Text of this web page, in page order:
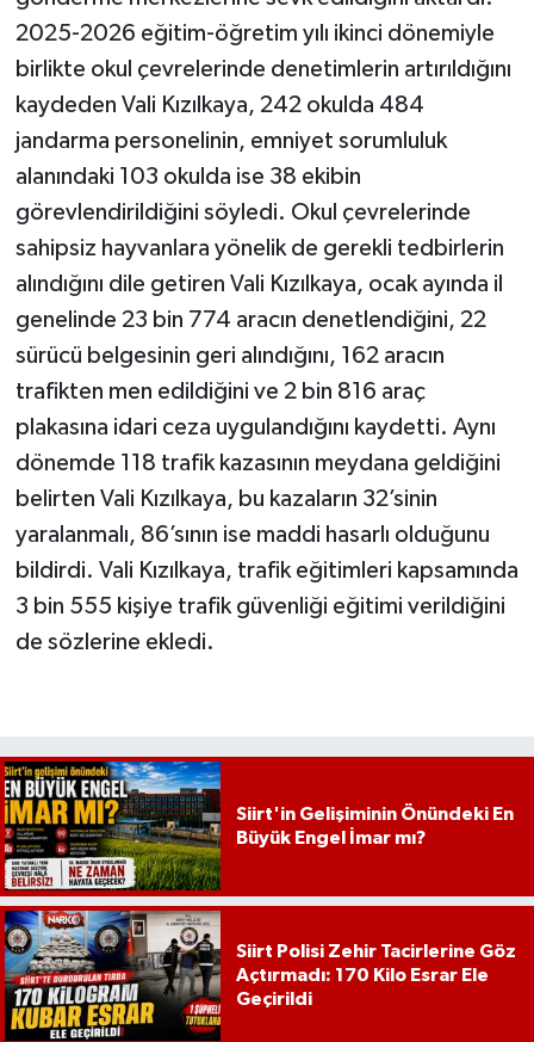
2025-2026 eğitim-öğretim yılı ikinci dönemiyle
birlikte okul çevrelerinde denetimlerin artırıldığını
kaydeden Vali Kızılkaya, 242 okulda 484
jandarma personelinin, emniyet sorumluluk
alanındaki 103 okulda ise 38 ekibin
görevlendirildiğini söyledi. Okul çevrelerinde
sahipsiz hayvanlara yönelik de gerekli tedbirlerin
alındığını dile getiren Vali Kızılkaya, ocak ayında il
genelinde 23 bin 774 aracın denetlendiğini, 22
sürücü belgesinin geri alındığını, 162 aracın
trafikten men edildiğini ve 2 bin 816 araç
plakasına idari ceza uygulandığını kaydetti. Aynı
dönemde 118 trafik kazasının meydana geldiğini
belirten Vali Kızılkaya, bu kazaların 32’sinin
yaralanmalı, 86’sının ise maddi hasarlı olduğunu
bildirdi. Vali Kızılkaya, trafik eğitimleri kapsamında
3 bin 555 kişiye trafik güvenliği eğitimi verildiğini
de sözlerine ekledi.
Siirt'in Gelişiminin Önündeki En
Büyük Engel İmar mı?
Siirt Polisi Zehir Tacirlerine Göz
Açtırmadı: 170 Kilo Esrar Ele
Geçirildi